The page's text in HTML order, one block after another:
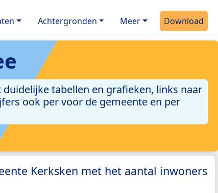
Achtergronden Meer Download
tabellen en grafieken, links naar
ook per voor de gemeente en per
Kerksken met het aantal inwoners